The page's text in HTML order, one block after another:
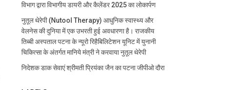
विभाग द्वारा विभागीय डायरी और कैलेंडर 2025 का लोकार्पण
नुतूल थेरेपी (Nutool Therapy) आधुनिक स्वास्थ्य और
वेलनेस की दुनिया में एक उभरती हुई अवधारणा है। राजकीय
तिब्बी अस्पताल पटना के न्यूरो रिहैबिलिटेशन यूनिट में युनानी
चिकित्सा के अंतर्गत मानिये मंत्री ने करवाया नुतूल थेरेपी
निदेशक डाक सेवाएं श्रीमती प्रियंका जैन का पटना जीपीओ दौरा